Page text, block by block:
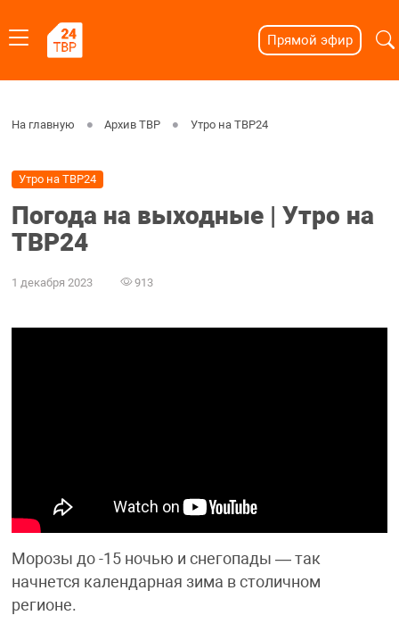
Прямой эфир
На главную Архив ТВР Утро на ТВР24
Утро на ТВР24
Погода на выходные | Утро на
ТВР24
1 декабря 2023 913
Морозы до -15 ночью и снегопады — так
начнется календарная зима в столичном
регионе.